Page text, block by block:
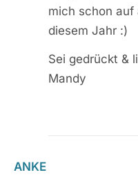
mich schon auf
diesem Jahr :)
Sei gedrückt &
Mandy
ANKE